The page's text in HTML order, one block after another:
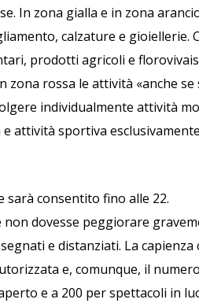
In zona gialla e in zona
calzature e gioiellerie.
prodotti agricoli e
rossa le attività «anche
individualmente attività
attività sportiva
sarà consentito fino alle 22.
non dovesse peggiorare
e distanziati. La
e, comunque, il
e a 200 per spettacoli in